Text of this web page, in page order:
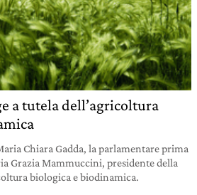
a tutela dell’agricoltura
Chiara Gadda, la parlamentare prima
Grazia Mammuccini, presidente della
biologica e biodinamica.